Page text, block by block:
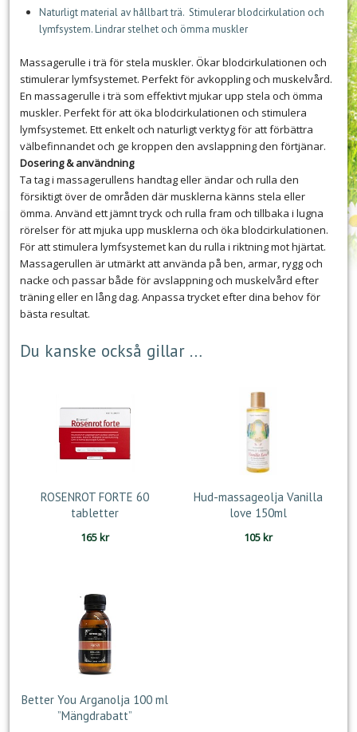
Naturligt material av hållbart trä. Stimulerar blodcirkulation och
lymfsystem. Lindrar stelhet och ömma muskler
Massagerulle i trä för stela muskler. Ökar blodcirkulationen och
stimulerar lymfsystemet. Perfekt för avkoppling och muskelvård.
En massagerulle i trä som effektivt mjukar upp stela och ömma
muskler. Perfekt för att öka blodcirkulationen och stimulera
lymfsystemet. Ett enkelt och naturligt verktyg för att förbättra
välbefinnandet och ge kroppen den avslappning den förtjänar.
Dosering & användning
Ta tag i massagerullens handtag eller ändar och rulla den
försiktigt över de områden där musklerna känns stela eller
ömma. Använd ett jämnt tryck och rulla fram och tillbaka i lugna
rörelser för att mjuka upp musklerna och öka blodcirkulationen.
För att stimulera lymfsystemet kan du rulla i riktning mot hjärtat.
Massagerullen är utmärkt att använda på ben, armar, rygg och
nacke och passar både för avslappning och muskelvård efter
träning eller en lång dag. Anpassa trycket efter dina behov för
bästa resultat.
Du kanske också gillar …
ROSENROT FORTE 60
tabletter
165kr
Hud-massageolja Vanilla
love 150ml
105kr
Better You Arganolja 100 ml
”Mängdrabatt”